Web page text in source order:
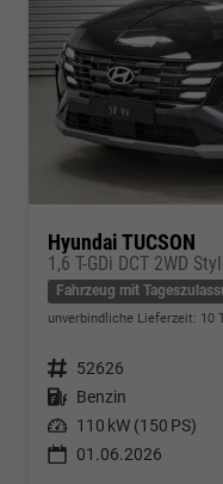
Hyundai TUCSON
1,6 T-GDi DCT 2WD
Fahrzeug mit
unverbindliche Lieferzeit: 10
Fahrzeugnr. 52626
Kraftstoff Benzin
Leistung 110 kW (150 PS)
01.06.2026